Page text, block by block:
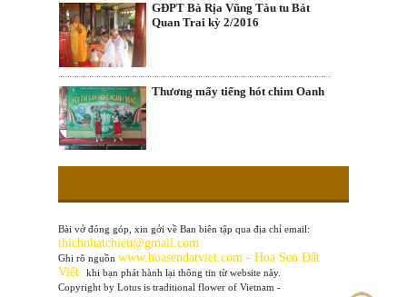
GĐPT Bà Rịa Vũng Tàu tu Bát
Quan Trai kỳ 2/2016
Thương mấy tiếng hót chim Oanh
Bài vở đóng góp, xin gởi về Ban biên tập qua địa chỉ email:
thichnhatchieu@gmail.com
Ghi rõ nguồn www.hoasendatviet.com - Hoa Sen Đất
Việt
khi bạn phát hành lại thông tin từ website này.
Copyright by Lotus is traditional flower of Vietnam -